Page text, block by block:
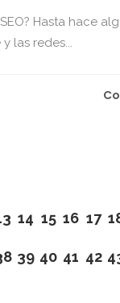
Hasta hace
las redes...
14 15 16 17
39 40 41 42